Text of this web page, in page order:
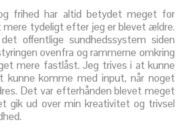
frihed har altid betydet meget for
mere tydeligt efter jeg er blevet ældre.
offentlige sundhedssystem siden
ovenfra og rammerne omkring
mere fastlåst. Jeg trives i at kunne
kunne komme med input, når noget
Det var efterhånden blevet meget
gik ud over min kreativitet og trivsel